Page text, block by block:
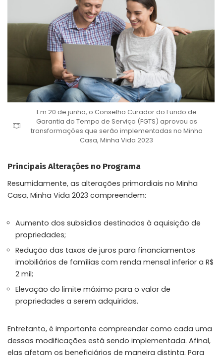
Em 20 de junho, o Conselho Curador do Fundo de
Garantia do Tempo de Serviço (FGTS) aprovou as
transformações que serão implementadas no Minha
Casa, Minha Vida 2023
Principais Alterações no Programa
Resumidamente, as alterações primordiais no Minha
Casa, Minha Vida 2023 compreendem:
Aumento dos subsídios destinados à aquisição de
propriedades;
Redução das taxas de juros para financiamentos
imobiliários de famílias com renda mensal inferior a R$
2 mil;
Elevação do limite máximo para o valor de
propriedades a serem adquiridas.
Entretanto, é importante compreender como cada uma
dessas modificações está sendo implementada. Afinal,
elas afetam os beneficiários de maneira distinta. Para